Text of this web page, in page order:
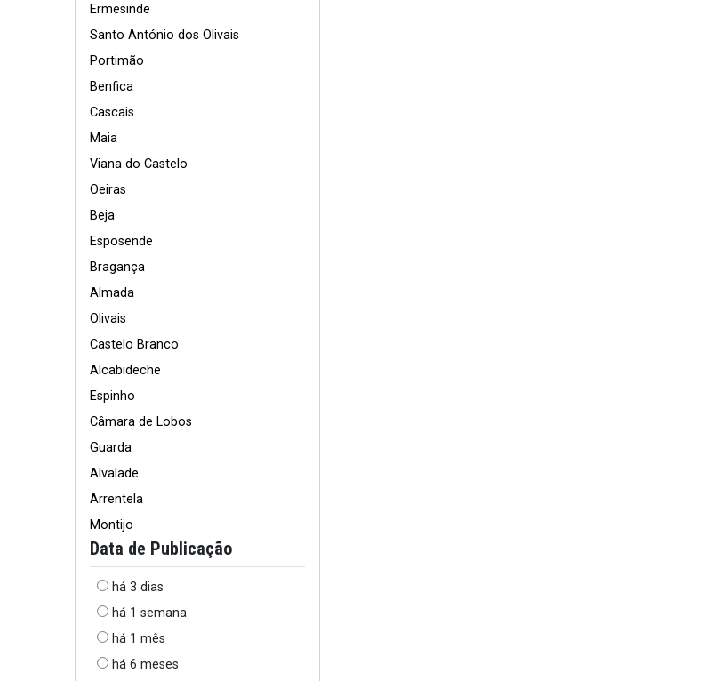
Ermesinde
Santo António dos Olivais
Portimão
Benfica
Cascais
Maia
Viana do Castelo
Oeiras
Beja
Esposende
Bragança
Almada
Olivais
Castelo Branco
Alcabideche
Espinho
Câmara de Lobos
Guarda
Alvalade
Arrentela
Montijo
Data de Publicação
há 3 dias
há 1 semana
há 1 mês
há 6 meses